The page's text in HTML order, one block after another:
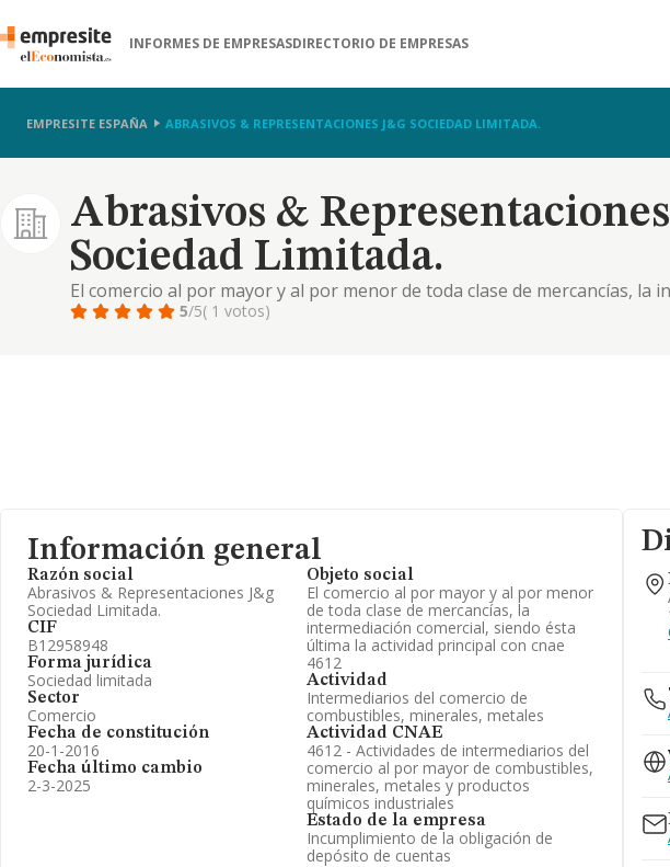
INFORMES DE EMPRESASDIRECTORIO DE EMPRESAS
EMPRESITE ESPAÑA ABRASIVOS & REPRESENTACIONES J&G SOCIEDAD LIMITADA.
Abrasivos &
Sociedad Limitada.
El comercio al por mayor y al por menor de toda clase de mercancías, la
siendo ésta última la actividad principal con cnae 4612
5/5( 1 votos)
Información general
Razón social
Abrasivos & Representaciones J&g
Sociedad Limitada.
CIF
B12958948
Forma jurídica
Sociedad limitada
Sector
Comercio
Fecha de constitución
20-1-2016
Fecha último cambio
2-3-2025
Objeto social
El comercio al por mayor y al por menor
de toda clase de mercancías, la
intermediación comercial, siendo ésta
última la actividad principal con cnae
4612
Actividad
Intermediarios del comercio de
combustibles, minerales, metales
Actividad CNAE
4612 - Actividades de intermediarios del
comercio al por mayor de combustibles,
minerales, metales y productos
químicos industriales
Estado de la empresa
Incumplimiento de la obligación de
depósito de cuentas